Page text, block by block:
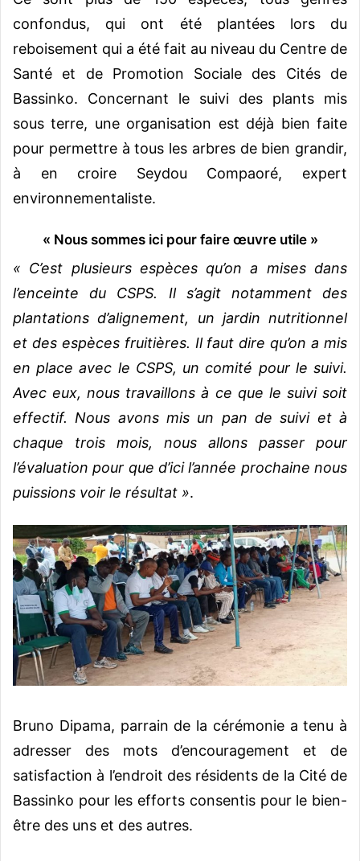
confondus, qui ont été plantées lors du
reboisement qui a été fait au niveau du Centre de
Santé et de Promotion Sociale des Cités de
Bassinko. Concernant le suivi des plants mis
sous terre, une organisation est déjà bien faite
pour permettre à tous les arbres de bien grandir,
à en croire Seydou Compaoré, expert
environnementaliste.
« Nous sommes ici pour faire œuvre utile »
« C’est plusieurs espèces qu’on a mises dans
l’enceinte du CSPS. Il s’agit notamment des
plantations d’alignement, un jardin nutritionnel
et des espèces fruitières. Il faut dire qu’on a mis
en place avec le CSPS, un comité pour le suivi.
Avec eux, nous travaillons à ce que le suivi soit
effectif. Nous avons mis un pan de suivi et à
chaque trois mois, nous allons passer pour
l’évaluation pour que d’ici l’année prochaine nous
puissions voir le résultat ».
Bruno Dipama, parrain de la cérémonie a tenu à
adresser des mots d’encouragement et de
satisfaction à l’endroit des résidents de la Cité de
Bassinko pour les efforts consentis pour le bien-
être des uns et des autres.